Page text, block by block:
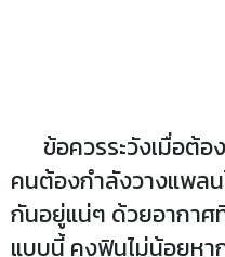
ข้อควรระวังเมื่อต้อ
คนต้องกำลังวางแพล
กันอยู่แน่ๆ ด้วยอากาศ
แบบนี้ คงฟินไม่น้อยหา